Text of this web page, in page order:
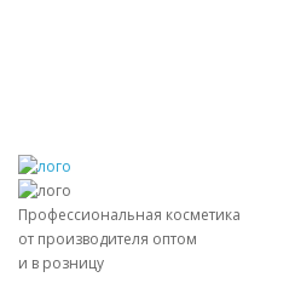
Профессиональная косметика
от производителя оптом
и в розницу